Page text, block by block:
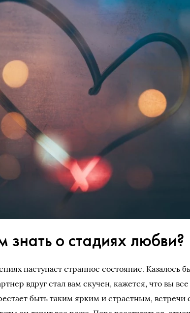
знать о стадиях любви?
наступает странное состояние. Казалось
вдруг стал вам скучен, кажется, что вы все
быть таким ярким и страстным, встречи